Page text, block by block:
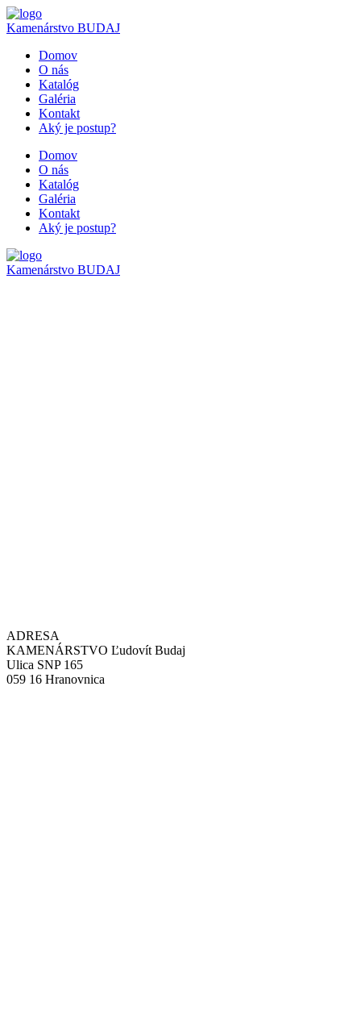
Kamenárstvo BUDAJ
Domov
O nás
Katalóg
Galéria
Kontakt
Aký je postup?
Domov
O nás
Katalóg
Galéria
Kontakt
Aký je postup?
Kamenárstvo BUDAJ
ADRESA
KAMENÁRSTVO Ľudovít Budaj
Ulica SNP 165
059 16 Hranovnica